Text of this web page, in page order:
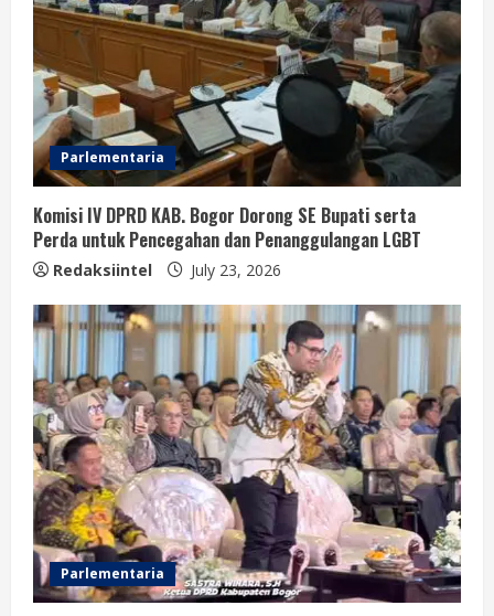
Parlementaria
Komisi IV DPRD KAB. Bogor Dorong SE Bupati serta
Perda untuk Pencegahan dan Penanggulangan LGBT
Redaksiintel July 23, 2026
Parlementaria